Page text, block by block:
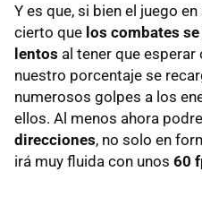
Y es que, si bien el juego
cierto que los combates
lentos al tener que
nuestro porcentaje se
numerosos golpes a los
ellos. Al menos ahora
direcciones, no solo en
irá muy fluida con unos 60